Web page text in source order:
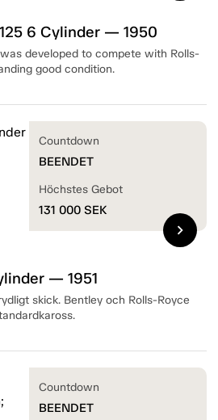
6 Cylinder — 1950
developed to compete with Rolls-
good condition.
— 1951
skick. Bentley och Rolls-Royce
Countdown
BEENDET
Höchstes Gebot
131 000 SEK
chevron_right
Countdown
BEENDET